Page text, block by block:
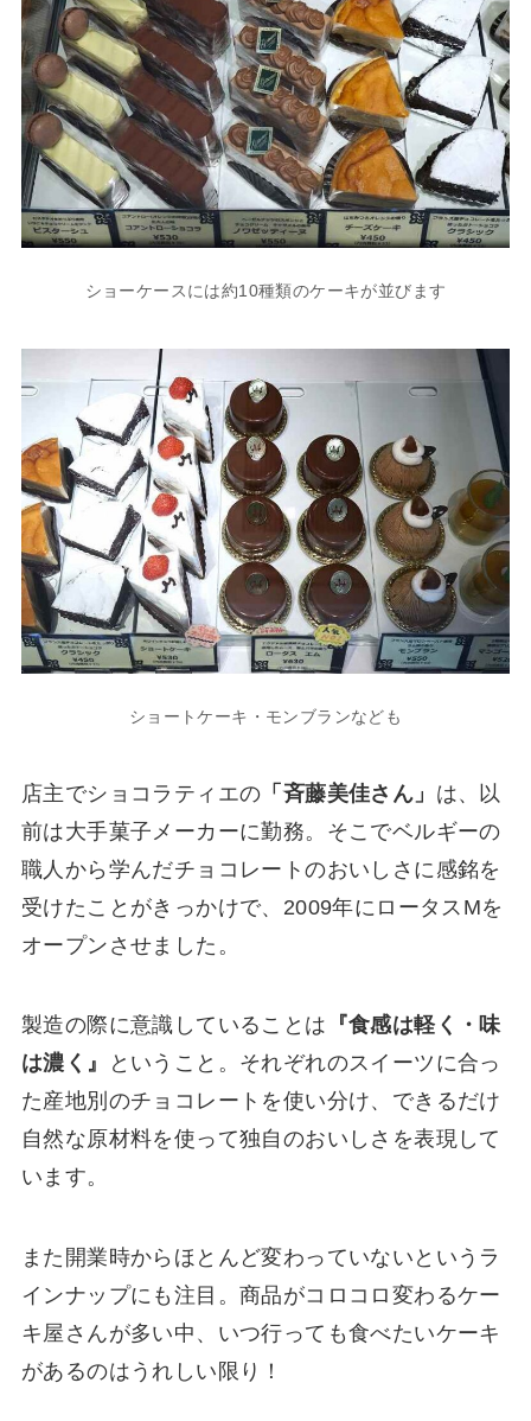
ショーケースには約10種類のケーキが並びます
ショートケーキ・モンブランなども
店主でショコラティエの 「斉藤美佳さん」 は、以
前は大手菓子メーカーに勤務。そこでベルギーの
職人から学んだチョコレートのおいしさに感銘を
受けたことがきっかけで、2009年にロータスMを
オープンさせました。
製造の際に意識していることは 『食感は軽く・味
は濃く』
ということ。それぞれのスイーツに合っ
た産地別のチョコレートを使い分け、できるだけ
自然な原材料を使って独自のおいしさを表現して
います。
また開業時からほとんど変わっていないというラ
インナップにも注目。商品がコロコロ変わるケー
キ屋さんが多い中、いつ行っても食べたいケーキ
があるのはうれしい限り！